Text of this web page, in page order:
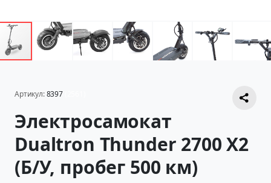
Артикул:8397
Электросамокат
Dualtron Thunder 2700 X2
(Б/У, пробег 500 км)